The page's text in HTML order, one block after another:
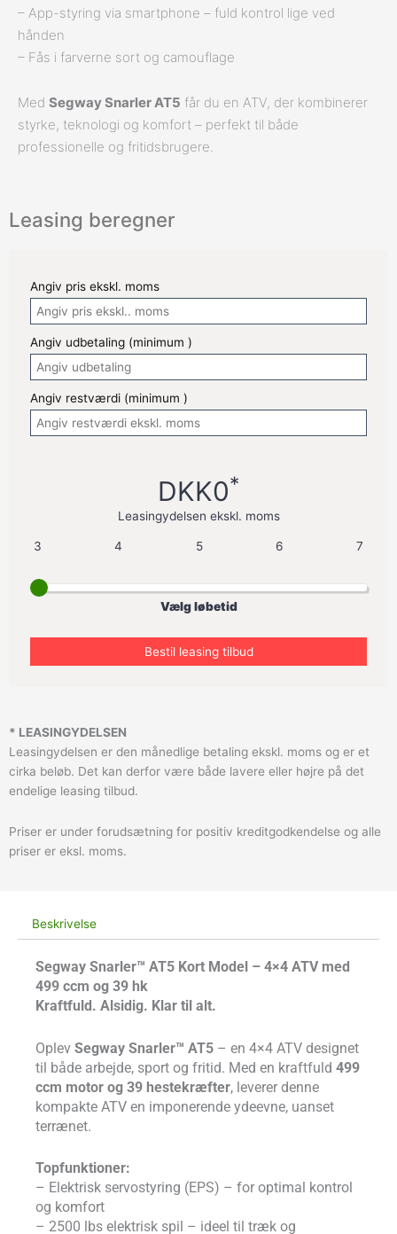
– App-styring via smartphone – fuld kontrol lige ved
hånden
– Fås i farverne sort og camouflage
Med Segway Snarler AT5 får du en ATV, der kombinerer
styrke, teknologi og komfort – perfekt til både
professionelle og fritidsbrugere.
Leasing beregner
Angiv pris ekskl. moms
Angiv udbetaling (minimum )
Angiv restværdi (minimum )
DKK0*
Leasingydelsen ekskl. moms
3 4 5 6 7
Vælg løbetid
* LEASINGYDELSEN
Leasingydelsen er den månedlige betaling ekskl. moms og er et
cirka beløb. Det kan derfor være både lavere eller højre på det
endelige leasing tilbud.
Priser er under forudsætning for positiv kreditgodkendelse og alle
priser er eksl. moms.
Beskrivelse
Segway Snarler™ AT5 Kort Model – 4×4 ATV med
499 ccm og 39 hk
Kraftfuld. Alsidig. Klar til alt.
Oplev Segway Snarler™ AT5 – en 4×4 ATV designet
til både arbejde, sport og fritid. Med en kraftfuld 499
ccm motor og 39 hestekræfter, leverer denne
kompakte ATV en imponerende ydeevne, uanset
terrænet.
Topfunktioner:
– Elektrisk servostyring (EPS) – for optimal kontrol
og komfort
– 2500 lbs elektrisk spil – ideel til træk og